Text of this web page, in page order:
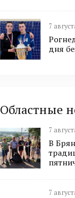
7
дня
Областные
7
В
7